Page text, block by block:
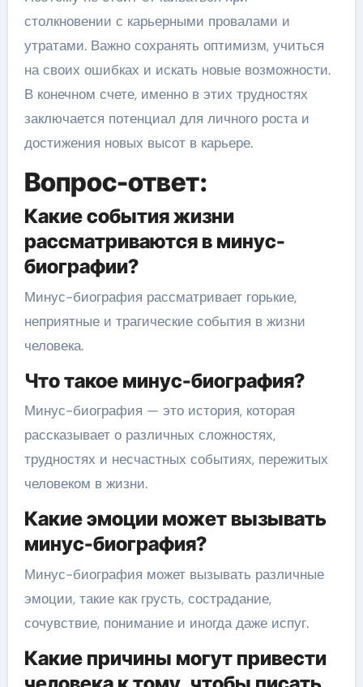
столкновении с карьерными провалами и
утратами. Важно сохранять оптимизм, учиться
на своих ошибках и искать новые возможности.
В конечном счете, именно в этих трудностях
заключается потенциал для личного роста и
достижения новых высот в карьере.
Вопрос-ответ:
Какие события жизни
рассматриваются в минус-
биографии?
Минус-биография рассматривает горькие,
неприятные и трагические события в жизни
человека.
Что такое минус-биография?
Минус-биография — это история, которая
рассказывает о различных сложностях,
трудностях и несчастных событиях, пережитых
человеком в жизни.
Какие эмоции может вызывать
минус-биография?
Минус-биография может вызывать различные
эмоции, такие как грусть, сострадание,
сочувствие, понимание и иногда даже испуг.
Какие причины могут привести